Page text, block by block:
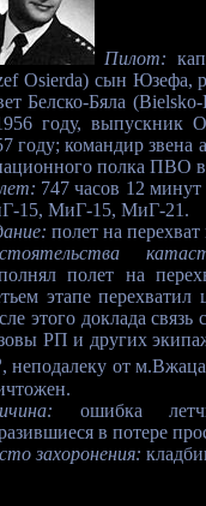
Пилот:
Osierda) сын Юзефа,
Белско-Бяла
году, выпускник
году; командир звена
полка ПВО
747 часов 12
15, МиГ-15, МиГ-21.
полет на
полет на
этапе
этого доклада
РП и других
, неподалеку от
ошибка
в потере
захоронения: